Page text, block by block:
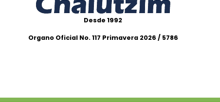
Desde 1992
Organo Oficial No. 117 Primavera 2026 / 5786